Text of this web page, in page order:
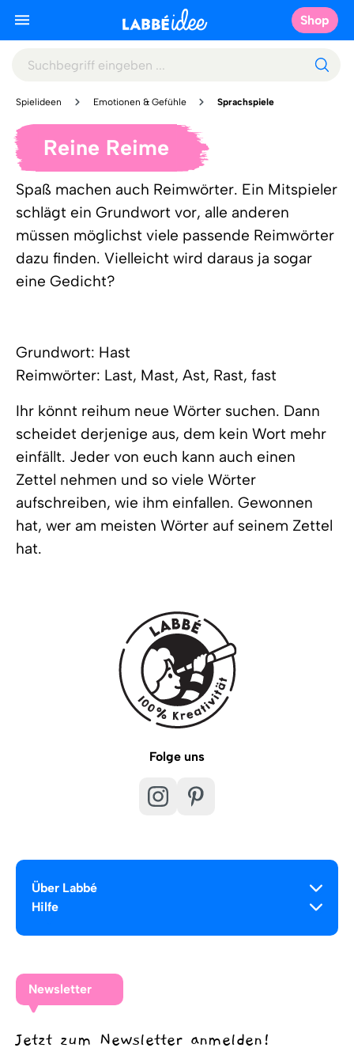
Shop
Spielideen Emotionen & Gefühle Sprachspiele
Reine Reime
Spaß machen auch Reimwörter. Ein Mitspieler
schlägt ein Grundwort vor, alle anderen
müssen möglichst viele passende Reimwörter
dazu finden. Vielleicht wird daraus ja sogar
eine Gedicht?
Grundwort: Hast
Reimwörter: Last, Mast, Ast, Rast, fast
Ihr könnt reihum neue Wörter suchen. Dann
scheidet derjenige aus, dem kein Wort mehr
einfällt. Jeder von euch kann auch einen
Zettel nehmen und so viele Wörter
aufschreiben, wie ihm einfallen. Gewonnen
hat, wer am meisten Wörter auf seinem Zettel
hat.
Folge uns
Über Labbé
Hilfe
Newsletter
Jetzt zum Newsletter anmelden!